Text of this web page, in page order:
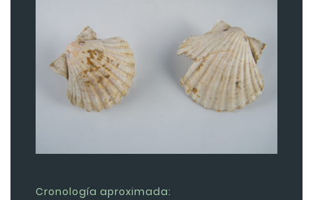
Cronología aproximada: